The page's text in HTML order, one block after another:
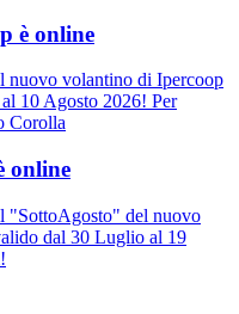
è online
nuovo volantino di Ipercoop
10 Agosto 2026! Per
Corolla
online
"SottoAgosto" del nuovo
dal 30 Luglio al 19